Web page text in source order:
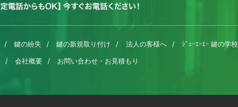
鍵の紛失 鍵の新規取り付け 法人の客様へ ｼﾞｪｰｴｰｴｰ 鍵の学校
会社概要 お問い合わせ・お見積もり